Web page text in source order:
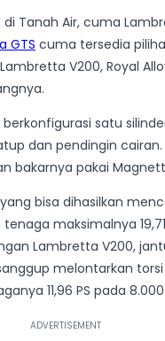
Tanah Air, cuma
GTS cuma tersedia
V200, Royal
satu
dan pendingin cairan.
bakarnya pakai Magnetti
yang bisa dihasilkan
maksimalnya
Lambretta V200,
melontarkan torsi
11,96 PS pada